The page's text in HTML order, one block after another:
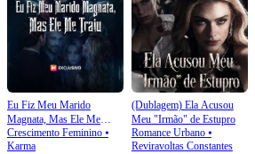
Eu Fiz Meu Marido
Magnata, Mas Ele Me
Traiu
Crescimento Feminino ⦁
Karma
(Dublagem) Ela Acusou
Meu "Irmão" de Estupro
Romance Urbano⦁
Reviravoltas Constantes